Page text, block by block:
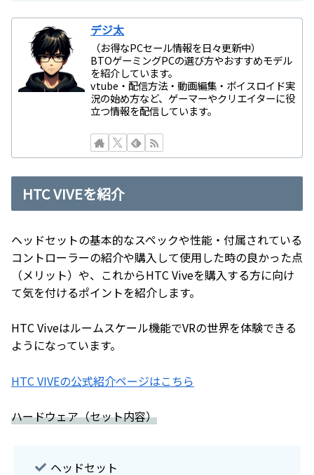
デジ太
（お得なPCセール情報を日々更新中）
BTOゲーミングPCの選び方やおすすめモデル
を紹介しています。
vtube・配信方法・動画編集・ボイスロイド実
況の始め方など、ゲーマーやクリエイターに役
立つ情報を配信しています。
HTC VIVEを紹介
ヘッドセットの基本的なスペックや性能・付属されている
コントローラーの紹介や購入して使用した時の良かった点
（メリット）や、これからHTC Viveを購入する方に向け
て気を付けるポイントを紹介します。
HTC Viveはルームスケール機能でVRの世界を体験できる
ようになっています。
HTC VIVEの公式紹介ページはこちら
ハードウェア（セット内容）
ヘッドセット